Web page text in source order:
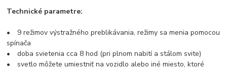
Technické parametre:
• 9 režimov výstražného preblikávania, režimy sa menia pomocou
spínača
• doba svietenia cca 8 hod (pri plnom nabití a stálom svite)
• svetlo môžete umiestniť na vozidlo alebo iné miesto, ktoré